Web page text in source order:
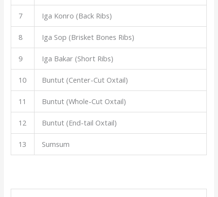
7 Iga Konro (Back Ribs)
8 Iga Sop (Brisket Bones Ribs)
9 Iga Bakar (Short Ribs)
10 Buntut (Center-Cut Oxtail)
11 Buntut (Whole-Cut Oxtail)
12 Buntut (End-tail Oxtail)
13 Sumsum